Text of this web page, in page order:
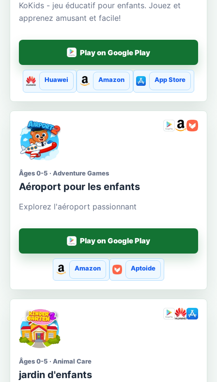
KoKids - jeu éducatif pour enfants. Jouez et
apprenez amusant et facile!
Play on Google Play
Huawei Amazon App Store
Âges 0-5 · Adventure Games
Aéroport pour les enfants
Explorez l'aéroport passionnant
Play on Google Play
Amazon Aptoide
Âges 0-5 · Animal Care
jardin d'enfants